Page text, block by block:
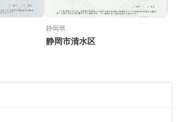
静岡県
静岡市清水区